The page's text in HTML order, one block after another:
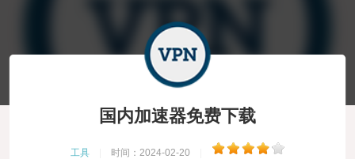
国内加速器免费下载
工具 时间：2024-02-20